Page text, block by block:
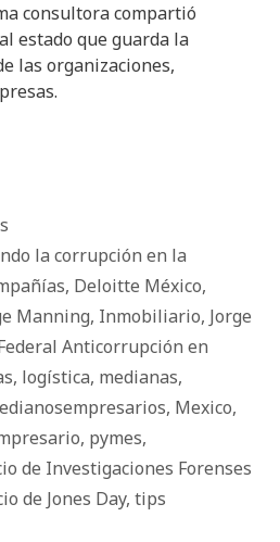
consultora compartió
estado que guarda la
las organizaciones,
la corrupción en la
, Deloitte México,
Manning, Inmobiliario, Jorge
Anticorrupción en
, logística, medianas,
, Mexico,
, pymes,
de Investigaciones Forenses
de Jones Day, tips